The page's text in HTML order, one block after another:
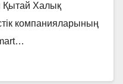
Қытай Халық
компанияларының